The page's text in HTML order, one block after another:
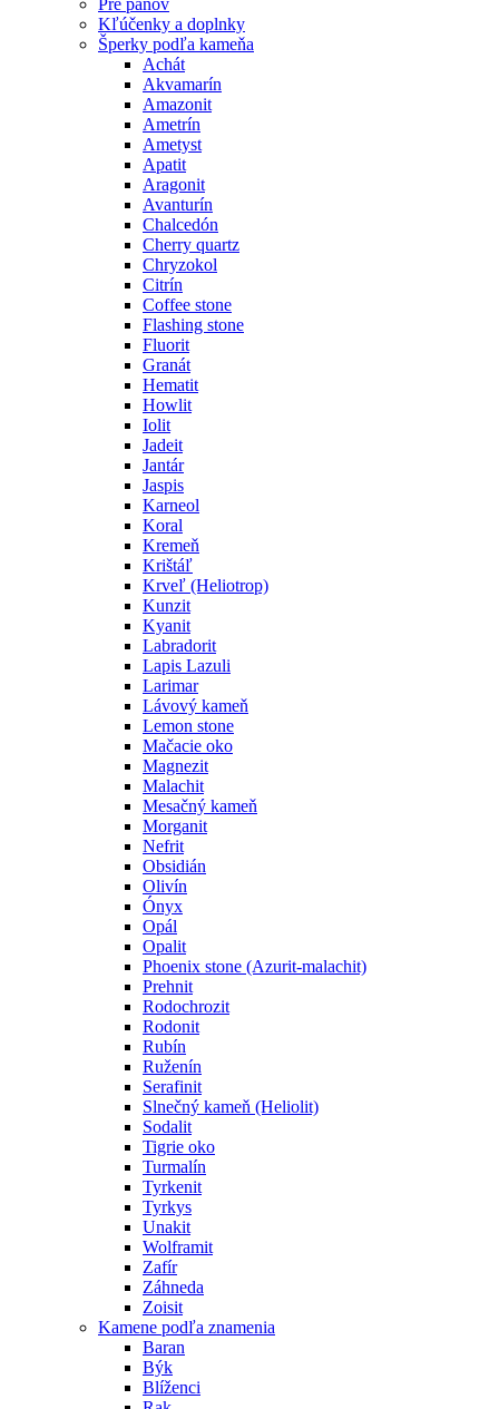
Pre pánov
Kľúčenky a doplnky
Šperky podľa kameňa
Achát
Akvamarín
Amazonit
Ametrín
Ametyst
Apatit
Aragonit
Avanturín
Chalcedón
Cherry quartz
Chryzokol
Citrín
Coffee stone
Flashing stone
Fluorit
Granát
Hematit
Howlit
Iolit
Jadeit
Jantár
Jaspis
Karneol
Koral
Kremeň
Krištáľ
Krveľ (Heliotrop)
Kunzit
Kyanit
Labradorit
Lapis Lazuli
Larimar
Lávový kameň
Lemon stone
Mačacie oko
Magnezit
Malachit
Mesačný kameň
Morganit
Nefrit
Obsidián
Olivín
Ónyx
Opál
Opalit
Phoenix stone (Azurit-malachit)
Prehnit
Rodochrozit
Rodonit
Rubín
Ruženín
Serafinit
Slnečný kameň (Heliolit)
Sodalit
Tigrie oko
Turmalín
Tyrkenit
Tyrkys
Unakit
Wolframit
Zafír
Záhneda
Zoisit
Kamene podľa znamenia
Baran
Býk
Blíženci